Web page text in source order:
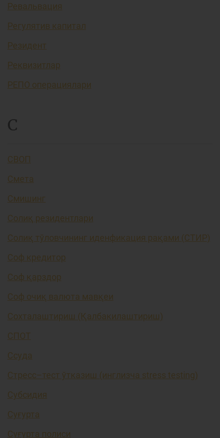
Ревальвация
Регулятив капитал
Резидент
Реквизитлар
РЕПО операциялари
С
СВОП
Смета
Смишинг
Солиқ резидентлари
Солиқ тўловчининг иденфикация рақами (СТИР)
Соф кредитор
Соф қарздор
Соф очиқ валюта мавқеи
Сохталаштириш (Қалбакилаштириш)
СПОТ
Ссуда
Стресс–тест ўтказиш (инглизча stress testing)
Субсидия
Суғурта
Суғурта полиси